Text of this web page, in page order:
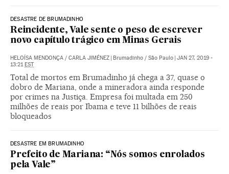
DESASTRE DE BRUMADINHO
Reincidente, Vale sente o peso de escrever
novo capítulo trágico em Minas Gerais
HELOÍSA MENDONÇA / CARLA JIMÉNEZ | Brumadinho / São Paulo | JAN 27, 2019 -
13:21EST
Total de mortos em Brumadinho já chega a 37, quase o
dobro de Mariana, onde a mineradora ainda responde
por crimes na Justiça. Empresa foi multada em 250
milhões de reais por Ibama e teve 11 bilhões de reais
bloqueados
DESASTRE EM BRUMADINHO
Prefeito de Mariana: “Nós somos enrolados
pela Vale”